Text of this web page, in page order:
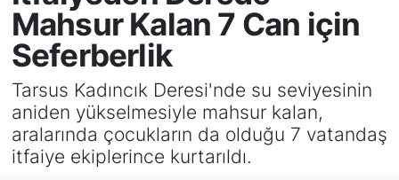
Mahsur Kalan 7 Can için
Seferberlik
Tarsus Kadıncık Deresi'nde su seviyesinin
aniden yükselmesiyle mahsur kalan,
aralarında çocukların da olduğu 7 vatandaş
itfaiye ekiplerince kurtarıldı.
GÜNÜN MANŞETİ
DÜNYA
KÜLTÜR - SANAT
MAGAZİN
Mersin Trafik Yoğunluk Haritası
Süper Lig Puan Durumu ve Fikstür
Tüm Manşetler
Son Dakika Haberleri